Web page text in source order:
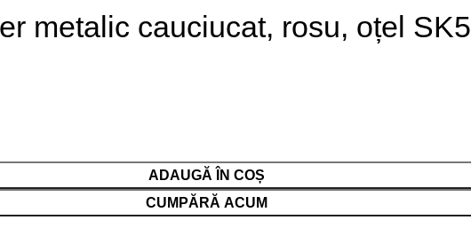
metalic cauciucat, rosu, oțel SK5
ADAUGĂ ÎN COȘ
CUMPĂRĂ ACUM